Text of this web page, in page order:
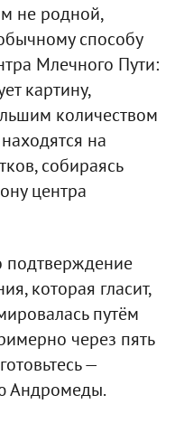
не родной,
способу
Млечного Пути:
картину,
количеством
на
собираясь
центра
подтверждение
которая гласит,
путём
через пять
—
Андромеды.